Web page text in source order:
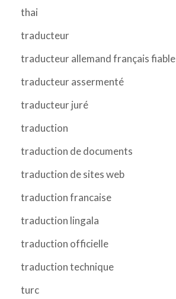
thai
traducteur
traducteur allemand français fiable
traducteur assermenté
traducteur juré
traduction
traduction de documents
traduction de sites web
traduction francaise
traduction lingala
traduction officielle
traduction technique
turc